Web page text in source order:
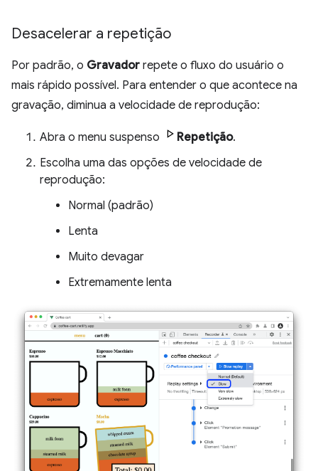
Desacelerar a repetição
Por padrão, o Gravador repete o fluxo do usuário o
mais rápido possível. Para entender o que acontece na
gravação, diminua a velocidade de reprodução:
Abra o menu suspenso Repetição.
Escolha uma das opções de velocidade de
reprodução:
Normal (padrão)
Lenta
Muito devagar
Extremamente lenta